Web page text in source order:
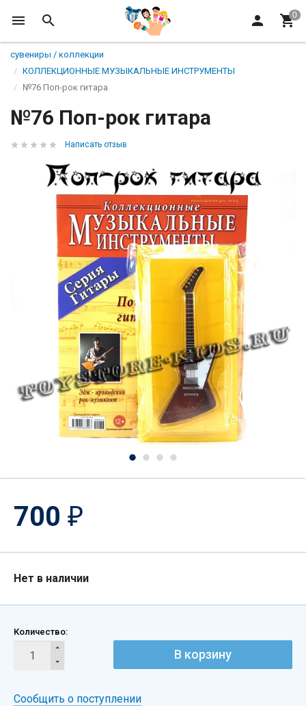
сувениры / коллекции
КОЛЛЕКЦИОННЫЕ МУЗЫКАЛЬНЫЕ ИНСТРУМЕНТЫ
№76 Поп-рок гитара
№76 Поп-рок гитара
Написать отзыв
700 ₽
Нет в наличии
Количество:
В корзину
Сообщить о поступлении